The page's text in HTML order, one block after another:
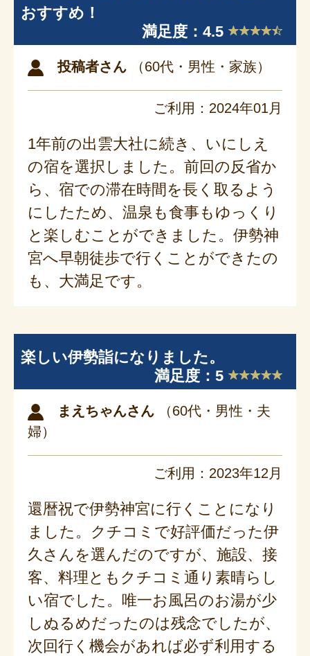
おすすめ！
満足度：4.5
投稿者さん （60代・男性・家族）
ご利用：2024年01月
1年前の出雲大社に続き、いにしえ
の宿を選択しました。前回の反省か
ら、宿での滞在時間を長く取るよう
にしたため、温泉も食事もゆっくり
と楽しむことができました。伊勢神
宮へ早朝徒歩で行くことができたの
も、大満足です。
楽しい伊勢詣になりました。
満足度：5
まえちゃんさん
（60代・男性・夫
婦）
ご利用：2023年12月
還暦祝で伊勢神宮に行くことになり
ました。クチコミで好評価だった伊
久さんを選んだのですが、施設、接
客、料理ともクチコミ通り素晴らし
い宿でした。唯一お風呂のお湯が少
しぬるめだったのは残念でしたが、
次回行く機会があれば必ず利用する